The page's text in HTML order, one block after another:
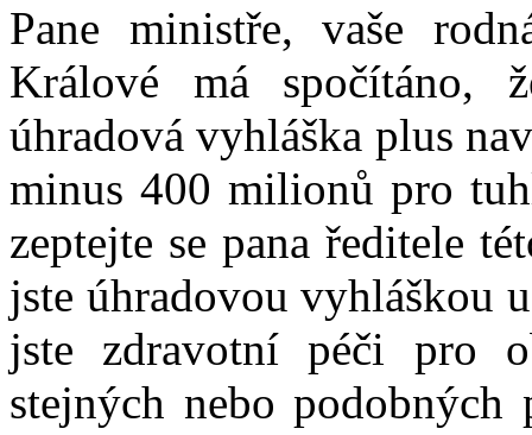
Pane ministře, vaše
Králové má spočítáno,
úhradová vyhláška plus
minus 400 milionů pro
zeptejte se pana ředitele
jste úhradovou vyhláškou
jste zdravotní péči pro
stejných nebo podobných